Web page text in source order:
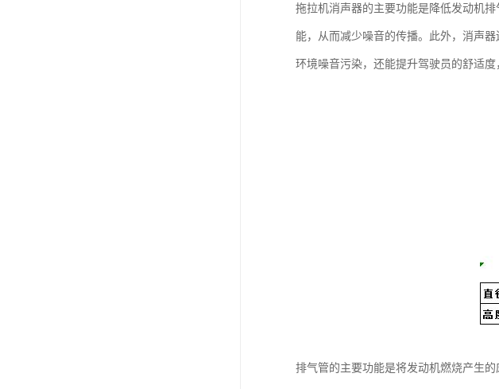
拖拉机消声器的主要功能是降低发动机
能，从而减少噪音的传播。此外，消声
环境噪音污染，还能提升驾驶员的舒适度
排气管的主要功能是将发动机燃烧产生